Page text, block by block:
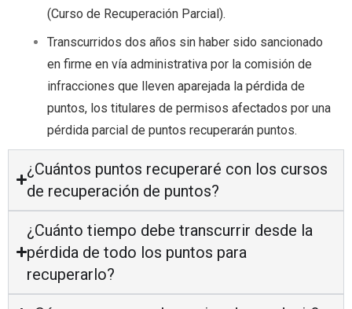
(Curso de Recuperación Parcial).
Transcurridos dos años sin haber sido sancionado
en firme en vía administrativa por la comisión de
infracciones que lleven aparejada la pérdida de
puntos, los titulares de permisos afectados por una
pérdida parcial de puntos recuperarán puntos.
¿Cuántos puntos recuperaré con los cursos
de recuperación de puntos?
¿Cuánto tiempo debe transcurrir desde la
pérdida de todo los puntos para
recuperarlo?